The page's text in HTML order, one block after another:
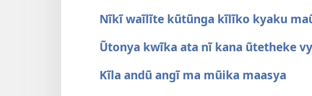
Nĩkĩ waĩlĩte kũtũnga kĩlĩko kyaku
Ũtonya kwĩka ata nĩ kana ũtetheke
Kĩla andũ angĩ ma mũika maasya